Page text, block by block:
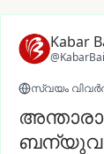
Kabar
സ്വയം